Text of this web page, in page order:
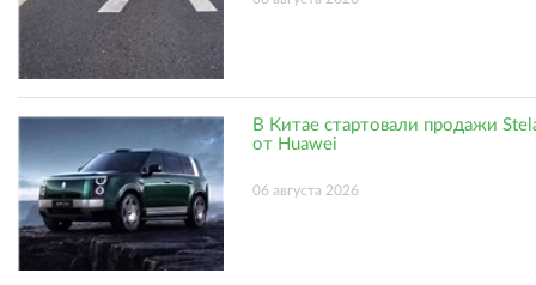
В Китае стартовали продажи
от Huawei
06 августа 2026